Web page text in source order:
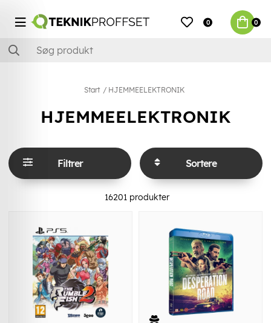
0 0
Start HJEMMEELEKTRONIK
HJEMMEELEKTRONIK
Filtrer Sortere
16201produkter